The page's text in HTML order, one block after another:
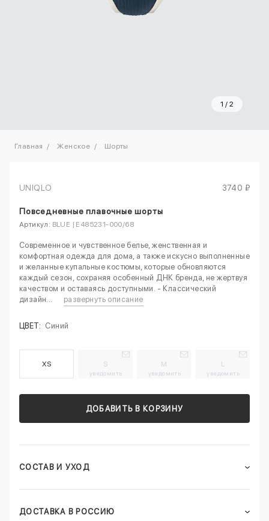
1 / 2
Главная Женское Шорты
UNIQLO 3740 ₽
Повседневные плавочные шорты
Артикул: BLUE | E485231-000/68
Современное и чувственное белье, женственная и
комфортная одежда для дома, а также искусно выполненные
и желанные купальные костюмы, которые обновляются
каждый сезон, сохраняя особенный ДНК бренда, не жертвуя
качеством и оставаясь доступными. - Классический
дизайн...
развернуть описание
ЦВЕТ: Синий
XS S
уведомить
M
уведомить
L
уведомить
ДОБАВИТЬ В КОРЗИНУ
СОСТАВ И УХОД
ДОСТАВКА В РОССИЮ